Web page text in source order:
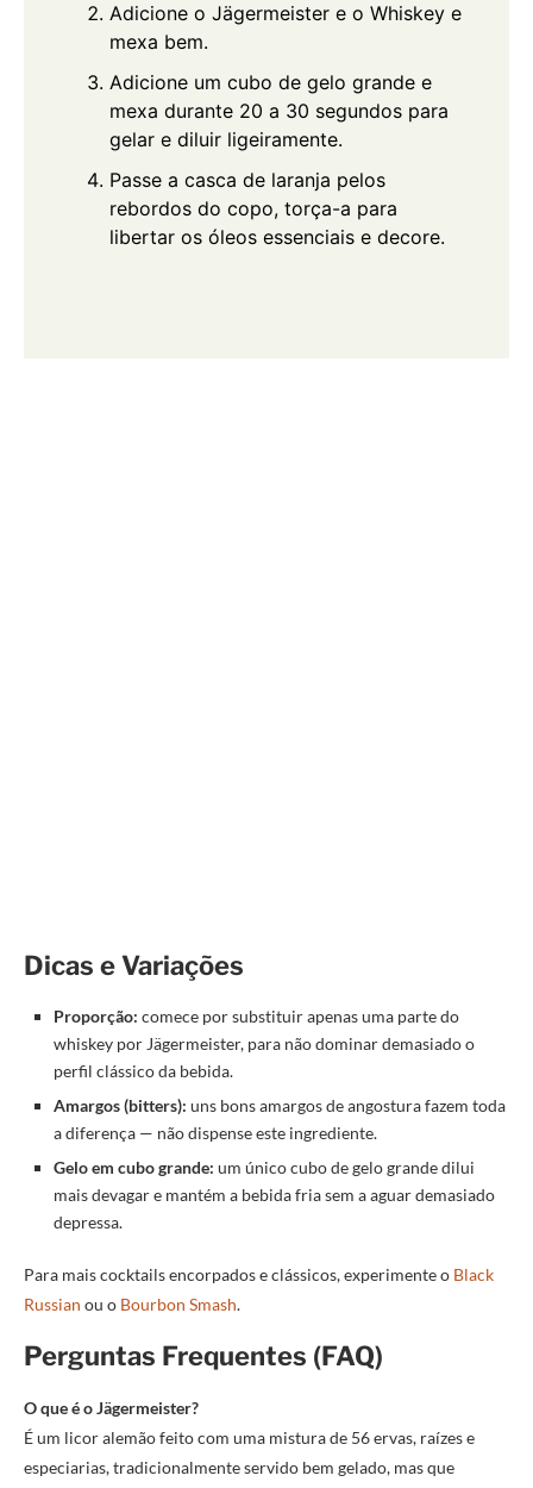
Adicione o Jägermeister e o Whiskey e
mexa bem.
Adicione um cubo de gelo grande e
mexa durante 20 a 30 segundos para
gelar e diluir ligeiramente.
Passe a casca de laranja pelos
rebordos do copo, torça-a para
libertar os óleos essenciais e decore.
Dicas e Variações
Proporção: comece por substituir apenas uma parte do
whiskey por Jägermeister, para não dominar demasiado o
perfil clássico da bebida.
Amargos (bitters): uns bons amargos de angostura fazem toda
a diferença — não dispense este ingrediente.
Gelo em cubo grande: um único cubo de gelo grande dilui
mais devagar e mantém a bebida fria sem a aguar demasiado
depressa.
Para mais cocktails encorpados e clássicos, experimente o Black
Russian ou o Bourbon Smash.
Perguntas Frequentes (FAQ)
O que é o Jägermeister?
É um licor alemão feito com uma mistura de 56 ervas, raízes e
especiarias, tradicionalmente servido bem gelado, mas que